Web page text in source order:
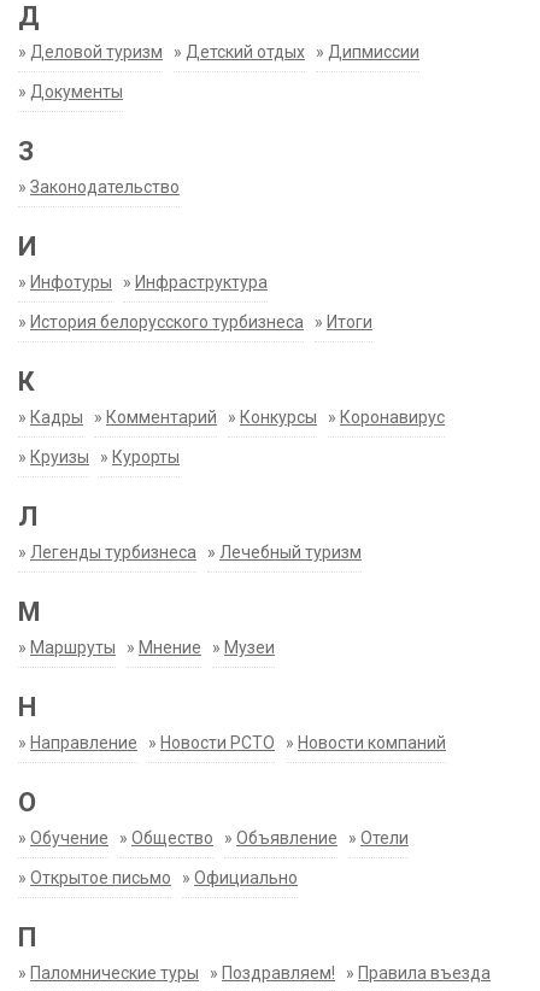
Д
» Деловой туризм » Детский отдых » Дипмиссии
» Документы
З
» Законодательство
И
» Инфотуры » Инфраструктура
» История белорусского турбизнеса » Итоги
К
» Кадры » Комментарий » Конкурсы » Коронавирус
» Круизы » Курорты
Л
» Легенды турбизнеса » Лечебный туризм
М
» Маршруты » Мнение » Музеи
Н
» Направление » Новости РСТО » Новости компаний
О
» Обучение » Общество » Объявление » Отели
» Открытое письмо » Официально
П
» Паломнические туры » Поздравляем! » Правила въезда